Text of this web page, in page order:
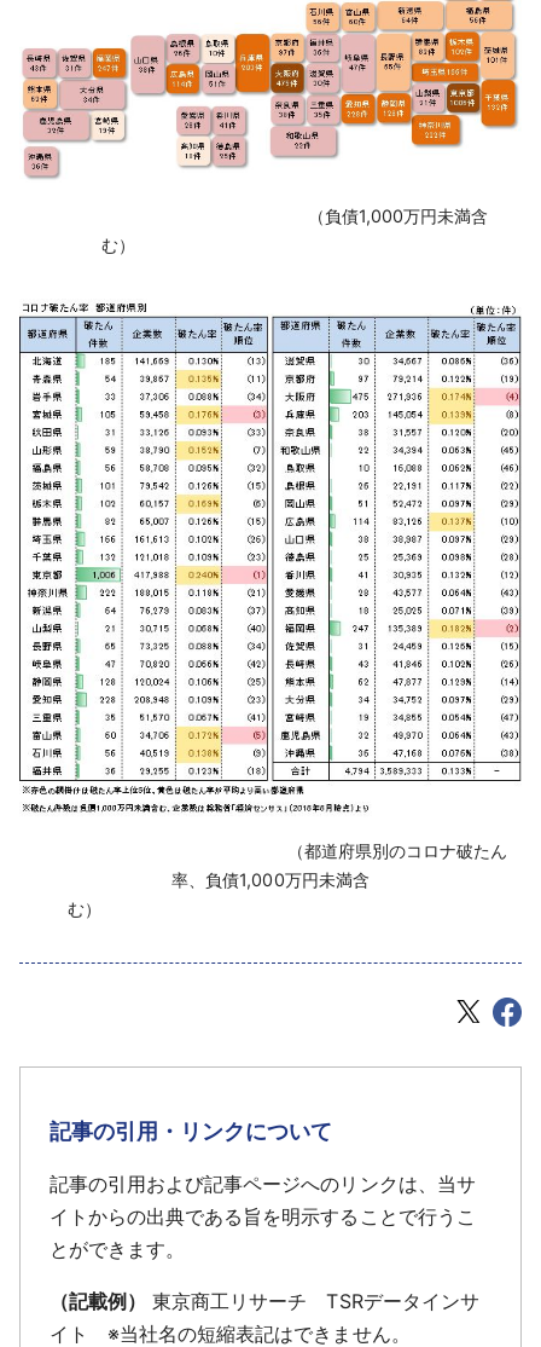
‌ （負債1,000万円未満含
む）
‌ （都道府県別のコロナ破たん
率、負債1,000万円未満含
む）
記事の引用・リンクについて
記事の引用および記事ページへのリンクは、当サ
イトからの出典である旨を明示することで行うこ
とができます。
（記載例）
東京商工リサーチ TSRデータインサ
イト ※当社名の短縮表記はできません。